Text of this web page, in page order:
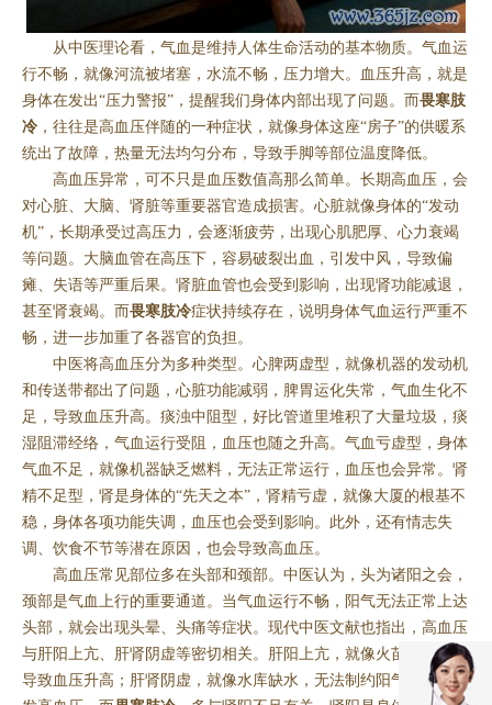
从中医理论看，气血是维持人体生命活动的基本物质。气血运
行不畅，就像河流被堵塞，水流不畅，压力增大。血压升高，就是
身体在发出“压力警报”，提醒我们身体内部出现了问题。而畏寒肢
冷，往往是高血压伴随的一种症状，就像身体这座“房子”的供暖系
统出了故障，热量无法均匀分布，导致手脚等部位温度降低。
高血压异常，可不只是血压数值高那么简单。长期高血压，会
对心脏、大脑、肾脏等重要器官造成损害。心脏就像身体的“发动
机”，长期承受过高压力，会逐渐疲劳，出现心肌肥厚、心力衰竭
等问题。大脑血管在高压下，容易破裂出血，引发中风，导致偏
瘫、失语等严重后果。肾脏血管也会受到影响，出现肾功能减退，
甚至肾衰竭。而畏寒肢冷症状持续存在，说明身体气血运行严重不
畅，进一步加重了各器官的负担。
中医将高血压分为多种类型。心脾两虚型，就像机器的发动机
和传送带都出了问题，心脏功能减弱，脾胃运化失常，气血生化不
足，导致血压升高。痰浊中阻型，好比管道里堆积了大量垃圾，痰
湿阻滞经络，气血运行受阻，血压也随之升高。气血亏虚型，身体
气血不足，就像机器缺乏燃料，无法正常运行，血压也会异常。肾
精不足型，肾是身体的“先天之本”，肾精亏虚，就像大厦的根基不
稳，身体各项功能失调，血压也会受到影响。此外，还有情志失
调、饮食不节等潜在原因，也会导致高血压。
高血压常见部位多在头部和颈部。中医认为，头为诸阳之会，
颈部是气血上行的重要通道。当气血运行不畅，阳气无法正常上达
头部，就会出现头晕、头痛等症状。现代中医文献也指出，高血压
与肝阳上亢、肝肾阴虚等密切相关。肝阳上亢，就像火苗往上窜，
导致血压升高；肝肾阴虚，就像水库缺水，无法制约阳气，也会引